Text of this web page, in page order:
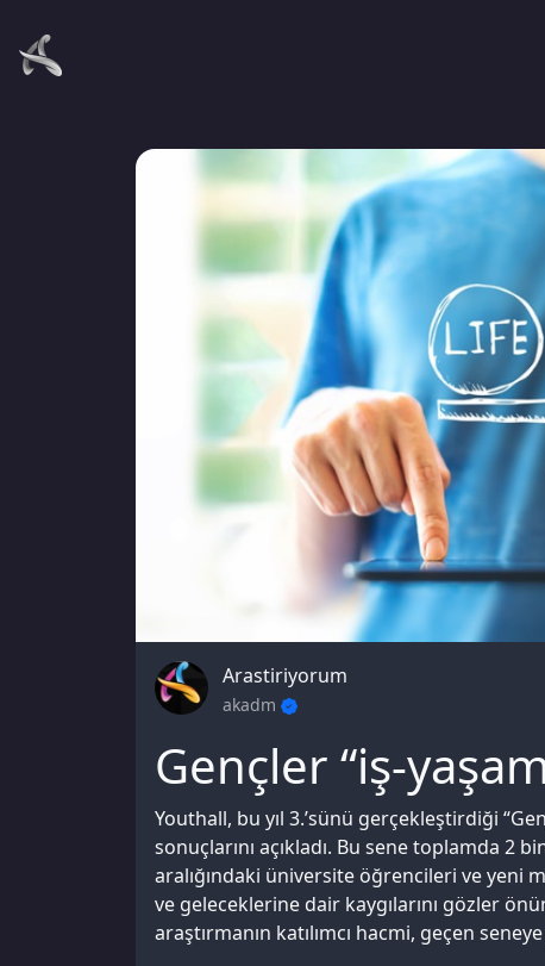
Arastiriyorum
akadm
Gençler “iş-
Youthall, bu yıl 3.’sünü gerçekleştirdiği
sonuçlarını açıkladı. Bu sene toplamda 2
aralığındaki üniversite öğrencileri ve yeni
ve geleceklerine dair kaygılarını gözler
araştırmanın katılımcı hacmi, geçen